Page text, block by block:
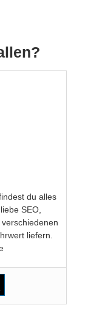
du alles
SEO,
liefern.